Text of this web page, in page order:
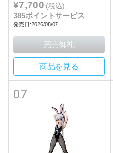
¥7,700 (税込)
385ポイントサービス
発売日:2026/08/07
商品を見る
07